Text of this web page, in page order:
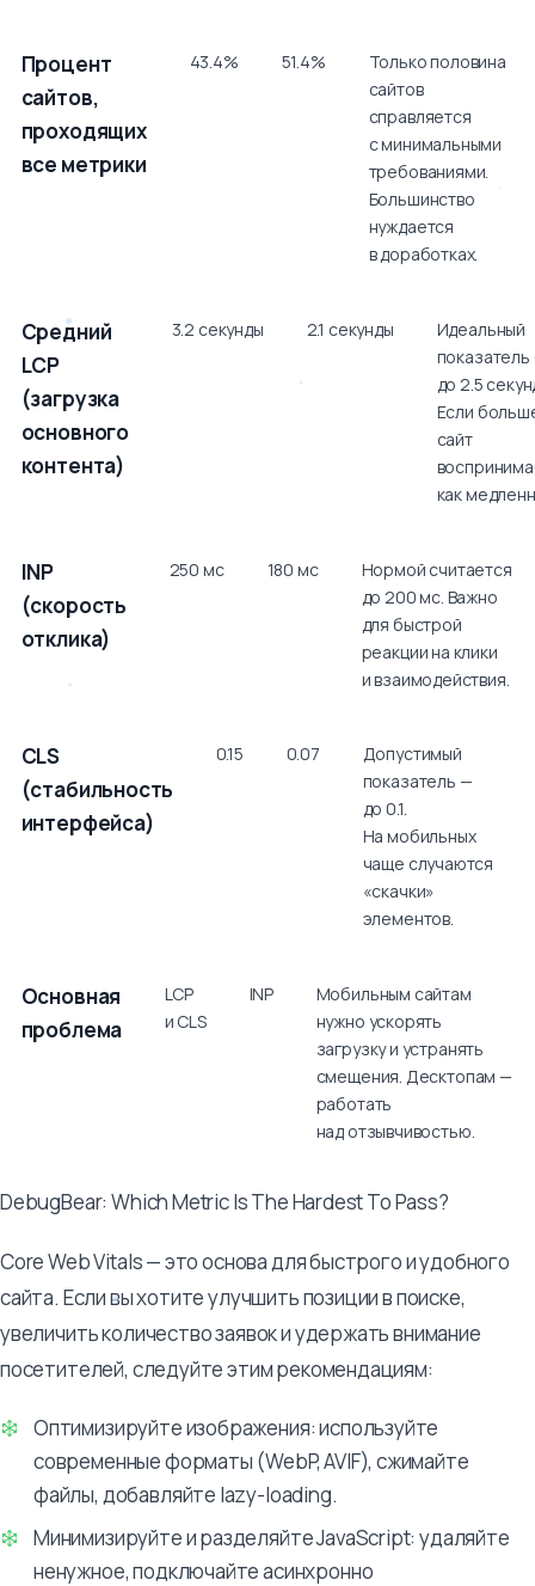
Метрика
Мобильные
Десктопы Объяснение
Процент
сайтов,
проходящих
все метрики
43.4% 51.4%
Только половина
сайтов
справляется
с минимальными
требованиями.
Большинство
нуждается
в доработках.
Средний
LCP
(загрузка
основного
контента)
3.2 секунды 2.1 секунды
Идеальный
до 2.5
Если
сайт
как
INP
(скорость
отклика)
250 мс 180 мс
Нормой считается
до 200 мс. Важно
для быстрой
реакции на клики
и взаимодействия.
CLS
(стабильность
интерфейса)
0.15 0.07
Допустимый
показатель —
до 0.1.
На мобильных
чаще случаются
«скачки»
элементов.
Основная
проблема
LCP
и CLS
INP
Мобильным сайтам
нужно ускорять
загрузку и устранять
смещения. Десктопам —
работать
над отзывчивостью.
DebugBear: Which Metric Is The Hardest To Pass?
Core Web Vitals — это основа для быстрого и удобного
сайта. Если вы хотите улучшить позиции в поиске,
увеличить количество заявок и удержать внимание
посетителей, следуйте этим рекомендациям:
Оптимизируйте изображения: используйте
современные форматы (WebP, AVIF), сжимайте
файлы, добавляйте lazy-loading.
Минимизируйте и разделяйте JavaScript: удаляйте
ненужное, подключайте асинхронно